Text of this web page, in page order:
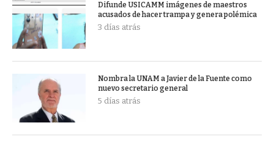
Difunde USICAMM imágenes de maestros
acusados de hacer trampa y genera polémica
3 días atrás
Nombra la UNAM a Javier de la Fuente como
nuevo secretario general
5 días atrás